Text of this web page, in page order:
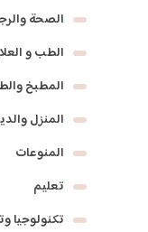
الصحة
الطب و
المطبخ
المنزل
المنوعات
تعليم
تكنولوجيا